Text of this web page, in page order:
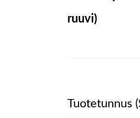
ruuvi)
Tuotetunnus